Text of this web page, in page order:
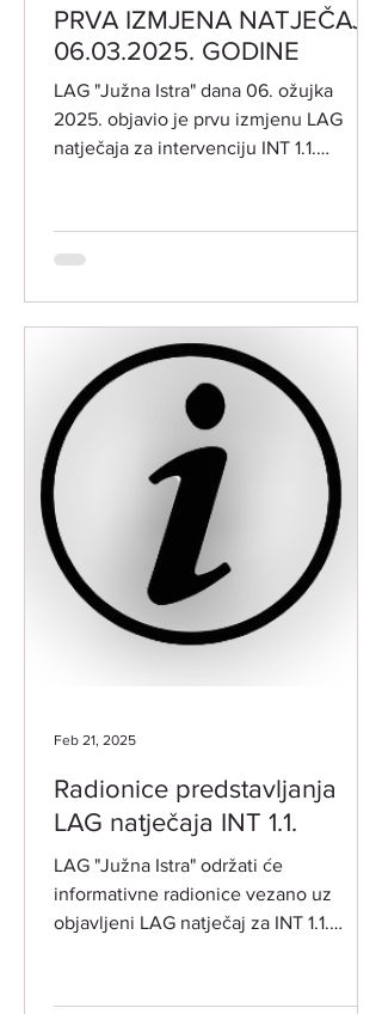
PRVA IZMJENA NATJEČAJA
06.03.2025. GODINE
LAG "Južna Istra" dana 06. ožujka
2025. objavio je prvu izmjenu LAG
natječaja za intervenciju INT 1.1.
Radionice predstavljanja
LAG natječaja INT 1.1.
LAG "Južna Istra" održati će
informativne radionice vezano uz
objavljeni LAG natječaj za INT 1.1.
Feb 21, 2025